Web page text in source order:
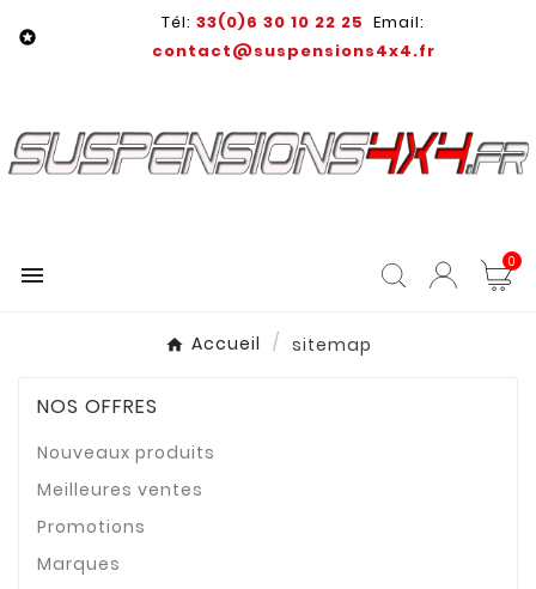

Tél: 33(0)6 30 10 22 25 Email:
contact@suspensions4x4.fr
 0
Accueil sitemap
NOS OFFRES
Nouveaux produits
Meilleures ventes
Promotions
Marques